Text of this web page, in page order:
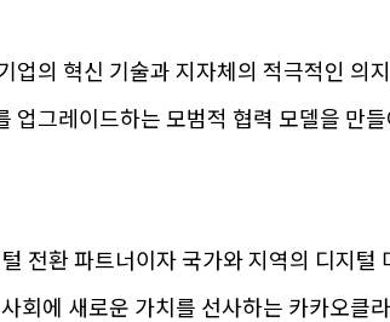
업의 혁신 기술과 지자체의 적극적인 의
업그레이드하는 모범적 협력 모델을 만
전환 파트너이자 국가와 지역의 디지털
회에 새로운 가치를 선사하는 카카오클